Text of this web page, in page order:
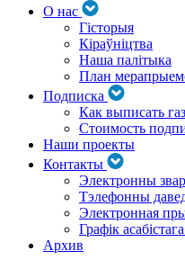
О нас
Гісторыя
Кіраўніцтва
Наша палітыка
План
Подписка
Как выписать
Стоимость
Наши проекты
Контакты
Электронны
Тэлефонны
Электронная
Графік
Архив